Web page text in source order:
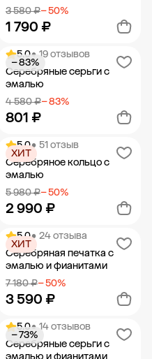
3 580 ₽− 50%
1 790 ₽
Добавить в корзину
5.0• 19 отзывов
Серебряные серьги с
эмалью
4 580 ₽− 83%
801 ₽
− 83%
Добавить в корзину
5.0• 51 отзыв
Серебряное кольцо с
эмалью
5 980 ₽− 50%
2 990 ₽
ХИТ
Добавить в корзину
5.0• 24 отзыва
Серебряная печатка с
эмалью и фианитами
7 180 ₽− 50%
3 590 ₽
ХИТ
Добавить в корзину
5.0• 14 отзывов
Серебряные серьги с
эмалью и фианитами
− 73%